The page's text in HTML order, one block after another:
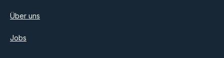
Über uns
Jobs